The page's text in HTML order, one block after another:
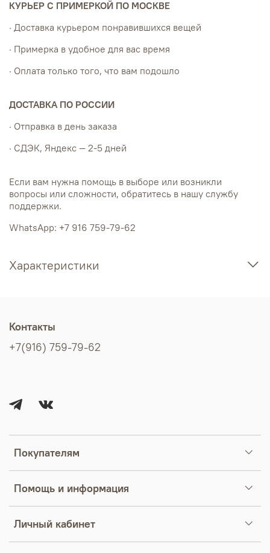
КУРЬЕР С ПРИМЕРКОЙ ПО МОСКВЕ
· Доставка курьером понравившихся вещей
· Примерка в удобное для вас время
· Оплата только того, что вам подошло
ДОСТАВКА ПО РОССИИ
· Отправка в день заказа
· СДЭК, Яндекс — 2-5 дней
Если вам нужна помощь в выборе или возникли
вопросы или сложности, обратитесь в нашу службу
поддержки.
WhatsApp: +7 916 759-79-62
Характеристики
Покупателям
Помощь и информация
Личный кабинет
Контакты
+7(916) 759-79-62